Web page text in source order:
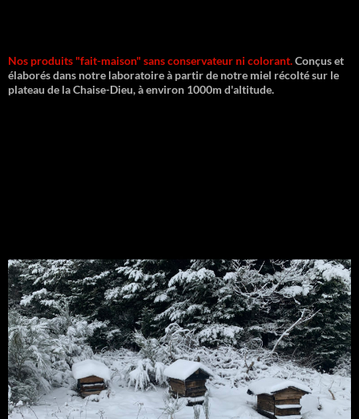
Nos produits "fait-maison" sans conservateur ni colorant.Conçus et
élaborés dans notre laboratoire à partir de notre miel récolté sur le
plateau de la Chaise-Dieu, à environ 1000m d'altitude.